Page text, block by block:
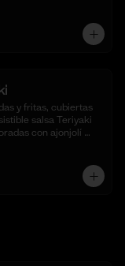
y fritas, cubiertas
salsa Teriyaki
con ajonjolí